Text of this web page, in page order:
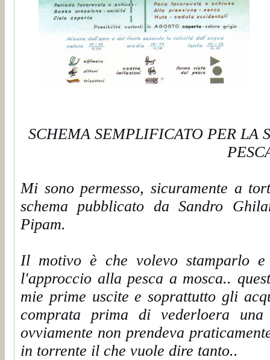
SCHEMA SEMPLIFICATO PER LA
Mi sono permesso, sicuramente a
schema pubblicato da Sandro
Pipam.
Il motivo è che volevo stamparlo
l'approccio alla pesca a mosca..
mie prime uscite e soprattutto gli
comprata prima di vederloera
ovviamente non prendeva
in torrente il che vuole dire tanto..